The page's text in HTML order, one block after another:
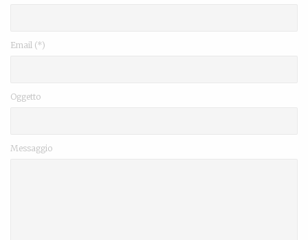
Email (*)
Oggetto
Messaggio